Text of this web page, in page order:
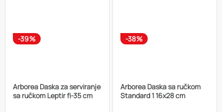
-39%
Arborea Daska za serviranje
sa ručkom Leptir fi-35 cm
-38%
Arborea Daska sa ručkom
Standard 1 16x28 cm